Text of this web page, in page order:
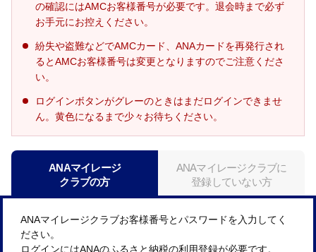
の確認にはAMCお客様番号が必要です。退会時まで必ず
お手元にお控えください。
紛失や盗難などでAMCカード、ANAカードを再発行され
るとAMCお客様番号は変更となりますのでご注意くださ
い。
ログインボタンがグレーのときはまだログインできませ
ん。黄色になるまで少々お待ちください。
ANAマイレージ
クラブの方
ANAマイレージクラブに
登録していない方
ANAマイレージクラブお客様番号とパスワードを入力してく
ださい。
ログインにはANAのふるさと納税の利用登録が必要です。